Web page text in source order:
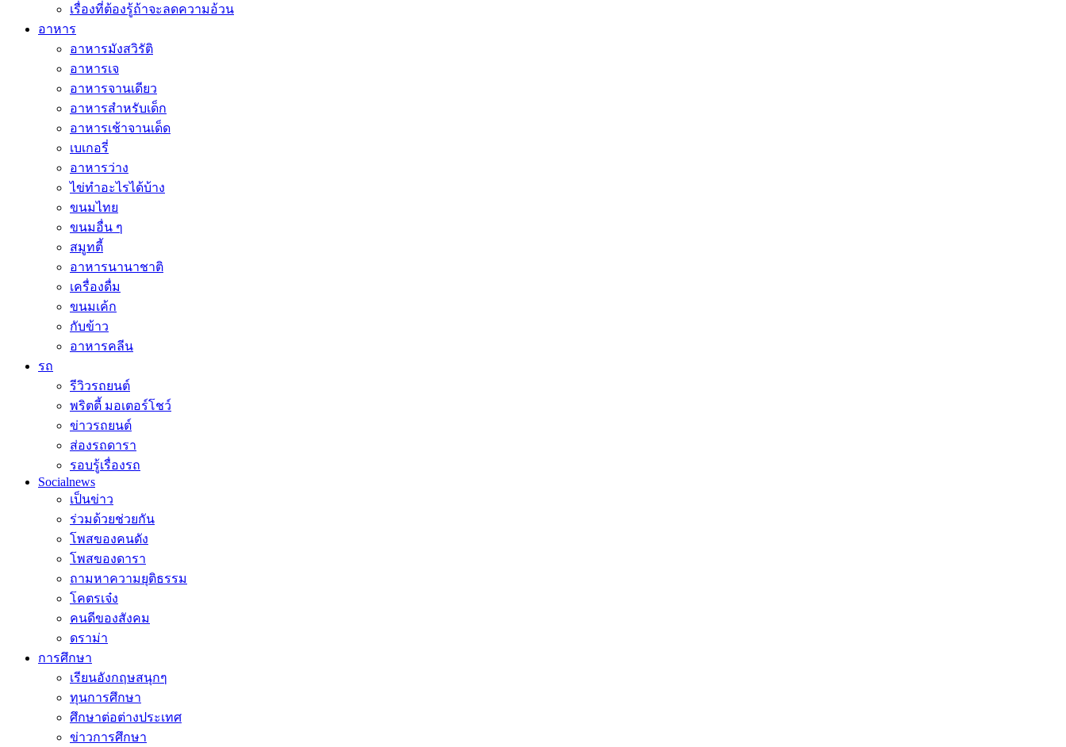
เรื่องที่ต้องรู้ถ้าจะลดความอ้วน
อาหาร
อาหารมังสวิรัติ
อาหารเจ
อาหารจานเดียว
อาหารสำหรับเด็ก
อาหารเช้าจานเด็ด
เบเกอรี่
อาหารว่าง
ไข่ทำอะไรได้บ้าง
ขนมไทย
ขนมอื่น ๆ
สมูทตี้
อาหารนานาชาติ
เครื่องดื่ม
ขนมเค้ก
กับข้าว
อาหารคลีน
รถ
รีวิวรถยนต์
พริตตี้ มอเตอร์โชว์
ข่าวรถยนต์
ส่องรถดารา
รอบรู้เรื่องรถ
Socialnews
เป็นข่าว
ร่วมด้วยช่วยกัน
โพสของคนดัง
โพสของดารา
ถามหาความยุติธรรม
โคตรเจ๋ง
คนดีของสังคม
ดราม่า
การศึกษา
เรียนอังกฤษสนุกๆ
ทุนการศึกษา
ศึกษาต่อต่างประเทศ
ข่าวการศึกษา